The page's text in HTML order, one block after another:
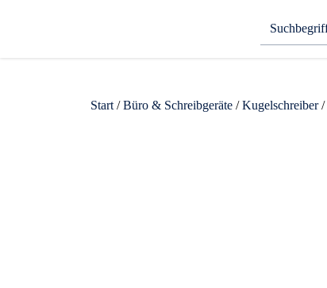
Start /Büro & Schreibgeräte /Kugelschreiber/